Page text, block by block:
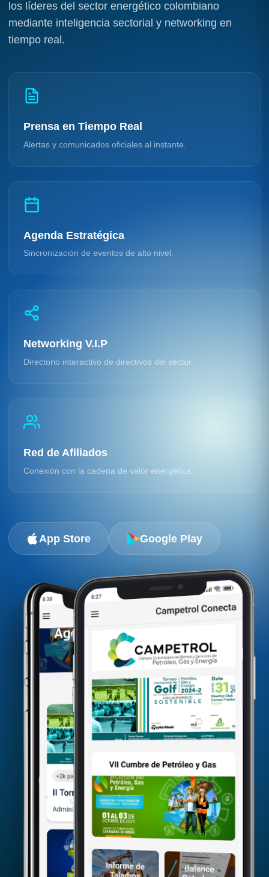
los líderes del sector energético colombiano
mediante inteligencia sectorial y networking en
tiempo real.
Prensa en Tiempo Real
Alertas y comunicados oficiales al instante.
Agenda Estratégica
Sincronización de eventos de alto nivel.
Networking V.I.P
Directorio interactivo de directivos del sector.
Red de Afiliados
Conexión con la cadena de valor energética.
App Store Google Play